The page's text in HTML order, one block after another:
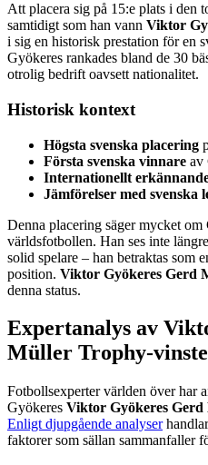
Att placera sig på 15:e plats i den
samtidigt som han vann Viktor
i sig en historisk prestation för en
Gyökeres rankades bland de 30
otrolig bedrift oavsett nationalitet.
Historisk kontext
Högsta svenska placering
Första svenska vinnare av
Internationellt
Jämförelser med svenska
Denna placering säger mycket om
världsfotbollen. Han ses inte
solid spelare – han betraktas som
position. Viktor Gyökeres Gerd
denna status.
Expertanalys av
Müller Trophy-
Fotbollsexperter världen över har
Gyökeres Viktor Gyökeres
Enligt djupgående analyser
faktorer som sällan sammanfaller